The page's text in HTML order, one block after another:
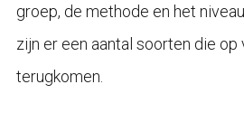
groep, de methode en het
zijn er een aantal soorten die op
terugkomen.